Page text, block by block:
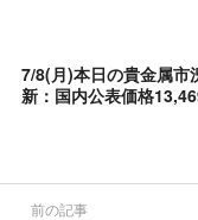
7/8(月)本日の貴金属市
新：国内公表価格
前の記事